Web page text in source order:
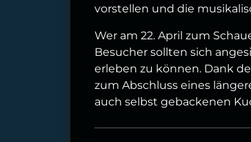
vorstellen und die
Wer am 22. April zum
Besucher sollten sich
erleben zu können. Dank
zum Abschluss eines
auch selbst gebackenen